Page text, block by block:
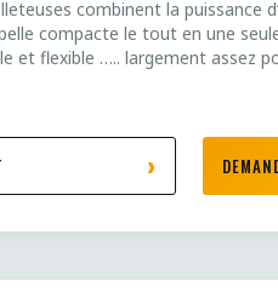
combinent la puissance
compacte le tout en une
et flexible ….. largement assez